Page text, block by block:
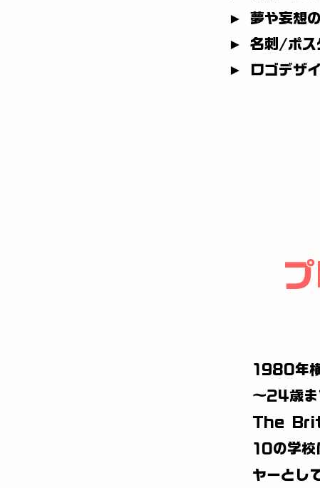
► 夢や妄想
► 名刺/ポス
► ロゴデザ
1980年
～24歳ま
The
10の学校
ヤーとし